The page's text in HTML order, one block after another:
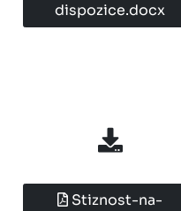
dispozice.docx
Stiznost-na-